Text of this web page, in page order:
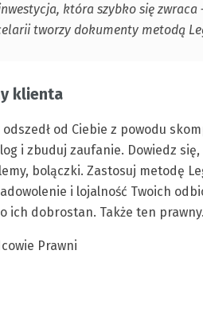
która szybko się
tworzy dokumenty metodą
klienta
od Ciebie z powodu
i zbuduj zaufanie. Dowiedz
bolączki. Zastosuj metodę
i lojalność Twoich
ich dobrostan. Także ten
Prawni